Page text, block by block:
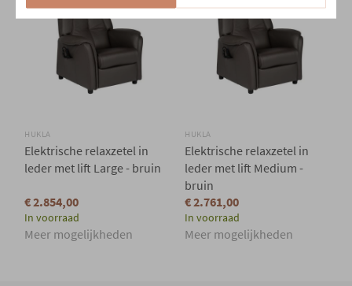
Uitstaphulp Ja
Voeding
Hoofdmateriaal Leder
Materiaal rug Leder
HUKLA
Elektrische relaxzetel in
leder met lift Large - bruin
€ 2.854,00
In voorraad
Meer mogelijkheden
HUKLA
Elektrische relaxzetel in
leder met lift Medium -
bruin
€ 2.761,00
In voorraad
Meer mogelijkheden